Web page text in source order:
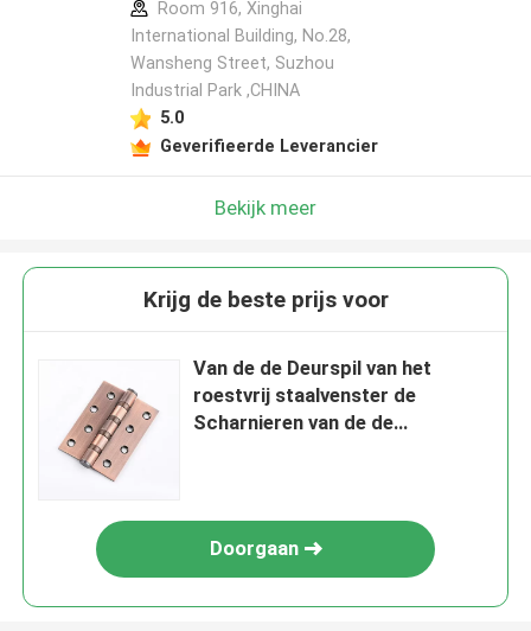
Room 916, Xinghai
International Building, No.28,
Wansheng Street, Suzhou
Industrial Park ,CHINA
5.0
Geverifieerde Leverancier
Bekijk meer
Krijg de beste prijs voor
Van de de Deurspil van het
roestvrij staalvenster de
Scharnieren van de de
Doorgaan